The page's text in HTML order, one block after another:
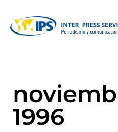
1996